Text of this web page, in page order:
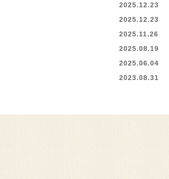
2025.12.23
2025.12.23
2025.11.26
2025.08.19
2025.06.04
2023.08.31